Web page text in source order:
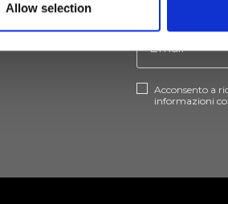
Allow selection
Acconsento a
informazioni